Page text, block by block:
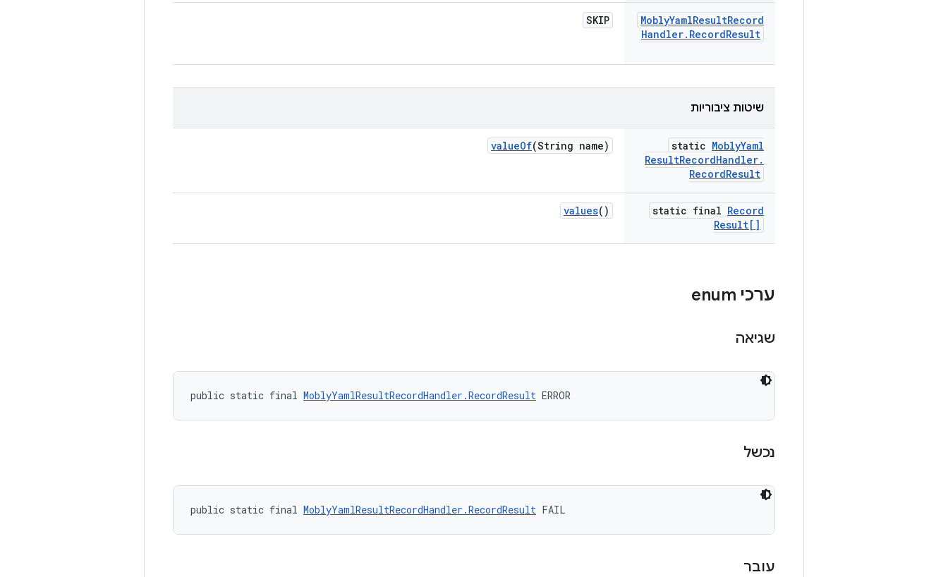
MoblyYamlResultRecord
Handler. RecordResult
SKIP
שיטות ציבוריות
static MoblyYaml
ResultRecordHandler.
RecordResult
valueOf(String name)
static final Record
Result[]
values()
ערכי enum
שגיאה
public static final MoblyYamlResultRecordHandler.RecordResult ERROR
נכשל
public static final MoblyYamlResultRecordHandler.RecordResult FAIL
עובר